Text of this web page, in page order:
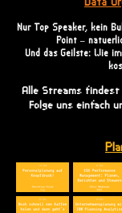
Nur Top Speaker, kein
Point –
Und das Geilste: Wie
Alle Streams
Folge uns einfach